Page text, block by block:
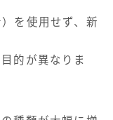
を使用せず、新
的が異なりま